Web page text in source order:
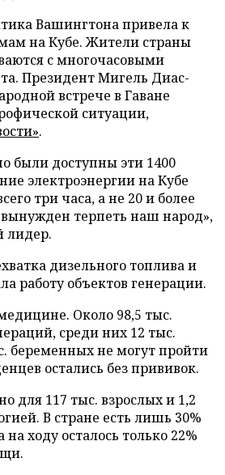
Вашингтона привела к
на Кубе. Жители страны
с многочасовыми
Президент Мигель Диас-
встрече в Гаване
ситуации,
.
были доступны эти 1400
электроэнергии на Кубе
три часа, а не 20 и более
вынужден терпеть наш народ»,
лидер.
дизельного топлива и
работу объектов генерации.
Около 98,5 тыс.
среди них 12 тыс.
беременных не могут пройти
остались без прививок.
для 117 тыс. взрослых и 1,2
В стране есть лишь 30%
ходу осталось только 22%